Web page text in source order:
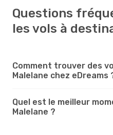
Questions
les vols à
Comment trouver des
Malelane chez eDreams
Quel est le meilleur
Malelane ?